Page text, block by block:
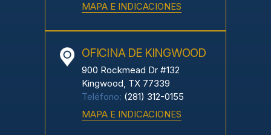
MAPA E INDICACIONES
OFICINA DE KINGWOOD
900 Rockmead Dr #132
Kingwood, TX 77339
Teléfono: (281) 312-0155
MAPA E INDICACIONES